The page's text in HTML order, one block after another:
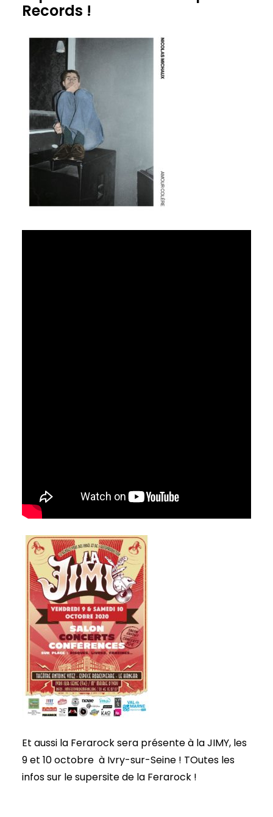
Records !
Et aussi la Ferarock sera présente à la JIMY, les
9 et 10 octobre à Ivry-sur-Seine ! TOutes les
infos sur le supersite de la Ferarock !